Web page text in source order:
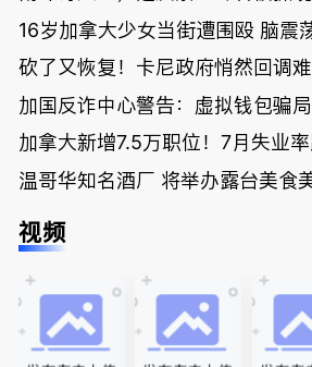
16岁加拿大少女当街遭围殴 脑震
砍了又恢复！卡尼政府悄然回调
加国反诈中心警告：虚拟钱包骗
加拿大新增7.5万职位！7月失业
温哥华知名酒厂 将举办露台美食
视频